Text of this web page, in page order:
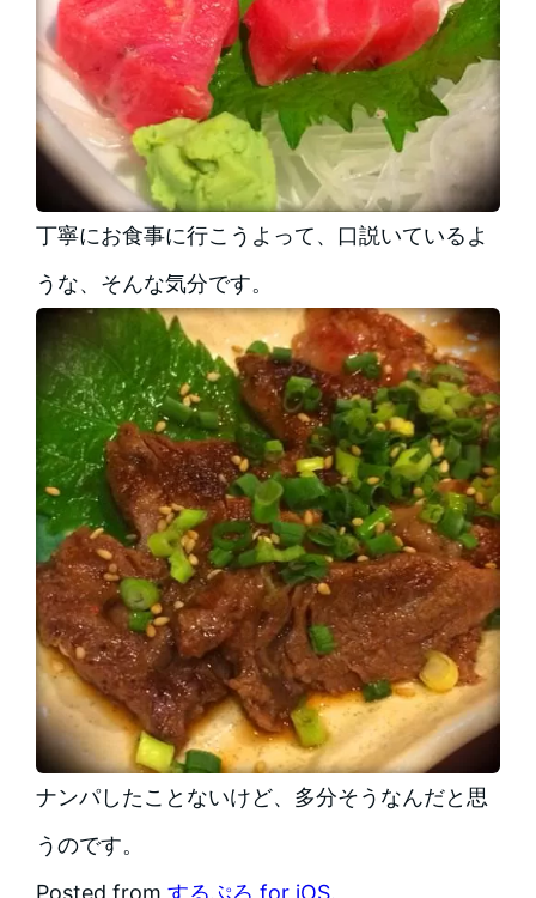
丁寧にお食事に行こうよって、口説いているよ
うな、そんな気分です。
ナンパしたことないけど、多分そうなんだと思
うのです。
Posted from するぷろ for iOS.